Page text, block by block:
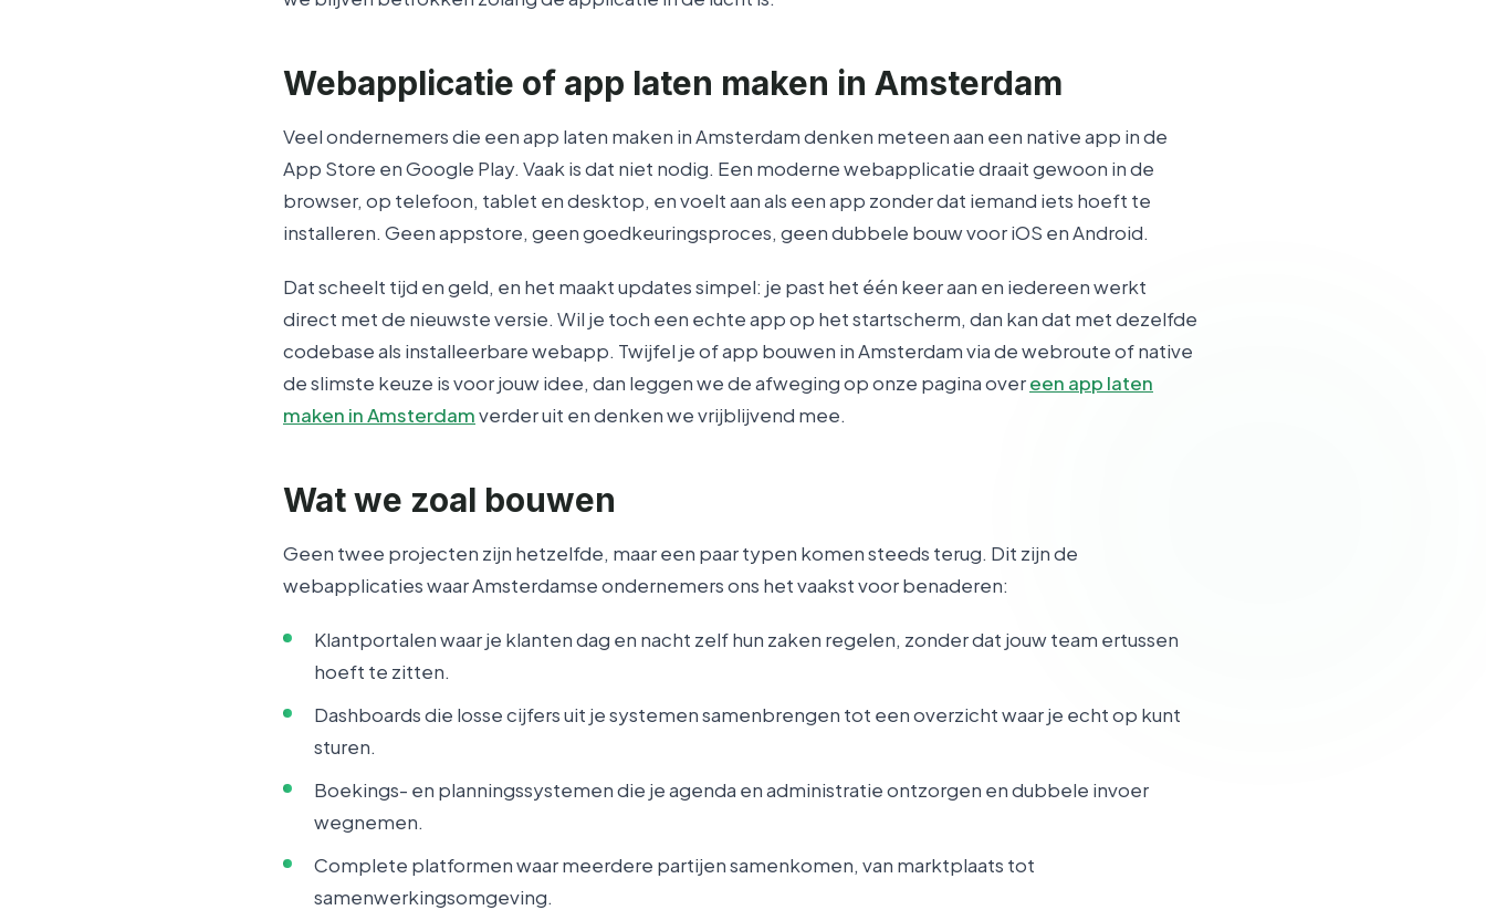
Webapplicatie of app laten maken in Amsterdam
Veel ondernemers die een app laten maken in Amsterdam denken meteen aan een native app in de
App Store en Google Play. Vaak is dat niet nodig. Een moderne webapplicatie draait gewoon in de
browser, op telefoon, tablet en desktop, en voelt aan als een app zonder dat iemand iets hoeft te
installeren. Geen appstore, geen goedkeuringsproces, geen dubbele bouw voor iOS en Android.
Dat scheelt tijd en geld, en het maakt updates simpel: je past het één keer aan en iedereen werkt
direct met de nieuwste versie. Wil je toch een echte app op het startscherm, dan kan dat met dezelfde
codebase als installeerbare webapp. Twijfel je of app bouwen in Amsterdam via de webroute of native
de slimste keuze is voor jouw idee, dan leggen we de afweging op onze pagina overeen app laten
maken in Amsterdamverder uit en denken we vrijblijvend mee.
Wat we zoal bouwen
Geen twee projecten zijn hetzelfde, maar een paar typen komen steeds terug. Dit zijn de
webapplicaties waar Amsterdamse ondernemers ons het vaakst voor benaderen:
Klantportalen waar je klanten dag en nacht zelf hun zaken regelen, zonder dat jouw team ertussen
hoeft te zitten.
Dashboards die losse cijfers uit je systemen samenbrengen tot een overzicht waar je echt op kunt
sturen.
Boekings- en planningssystemen die je agenda en administratie ontzorgen en dubbele invoer
wegnemen.
Complete platformen waar meerdere partijen samenkomen, van marktplaats tot
samenwerkingsomgeving.